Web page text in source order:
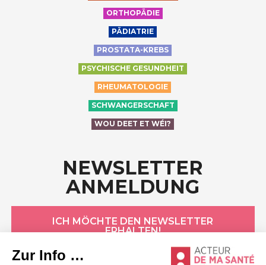
ORTHOPÄDIE
PÄDIATRIE
PROSTATA-KREBS
PSYCHISCHE GESUNDHEIT
RHEUMATOLOGIE
SCHWANGERSCHAFT
WOU DEET ET WÉI?
NEWSLETTER
ANMELDUNG
ICH MÖCHTE DEN NEWSLETTER
ERHALTEN!